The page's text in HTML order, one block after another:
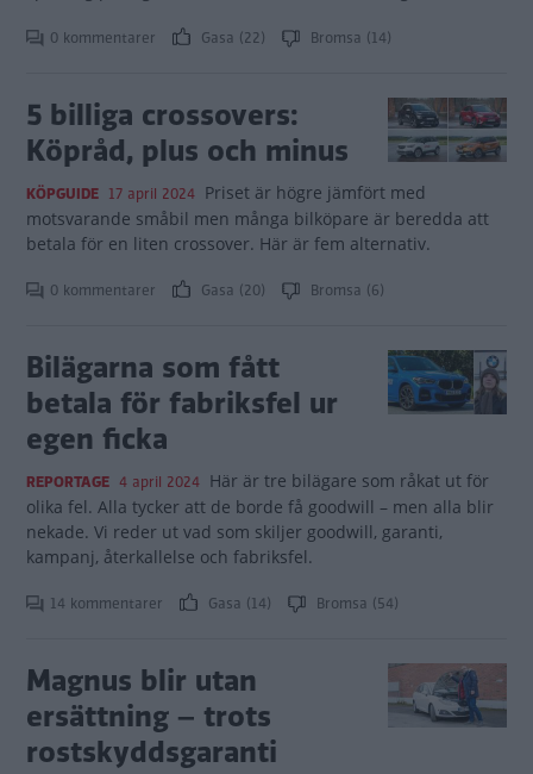
0 kommentarer Gasa (22) Bromsa (14)
5 billiga crossovers:
Köpråd, plus och minus
KÖPGUIDE 17 april 2024 Priset är högre jämfört med
motsvarande småbil men många bilköpare är beredda att
betala för en liten crossover. Här är fem alternativ.
0 kommentarer Gasa (20) Bromsa (6)
Bilägarna som fått
betala för fabriksfel ur
egen ficka
REPORTAGE 4 april 2024 Här är tre bilägare som råkat ut för
olika fel. Alla tycker att de borde få goodwill – men alla blir
nekade. Vi reder ut vad som skiljer goodwill, garanti,
kampanj, återkallelse och fabriksfel.
14 kommentarer Gasa (14) Bromsa (54)
Magnus blir utan
ersättning – trots
rostskyddsgaranti